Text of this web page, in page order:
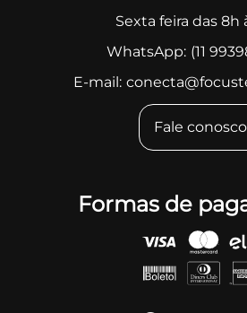
Sexta feira das 8h
WhatsApp: (11
E-mail:
Fale conosco
Formas de